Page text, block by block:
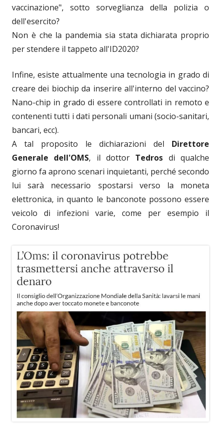
vaccinazione", sotto sorveglianza della polizia o
dell'esercito?
Non è che la pandemia sia stata dichiarata proprio
per stendere il tappeto all'ID2020?
Infine, esiste attualmente una tecnologia in grado di
creare dei biochip da inserire all'interno del vaccino?
Nano-chip in grado di essere controllati in remoto e
contenenti tutti i dati personali umani (socio-sanitari,
bancari, ecc).
A tal proposito le dichiarazioni del Direttore
Generale dell'OMS, il dottor Tedros di qualche
giorno fa aprono scenari inquietanti, perché secondo
lui sarà necessario spostarsi verso la moneta
elettronica, in quanto le banconote possono essere
veicolo di infezioni varie, come per esempio il
Coronavirus!